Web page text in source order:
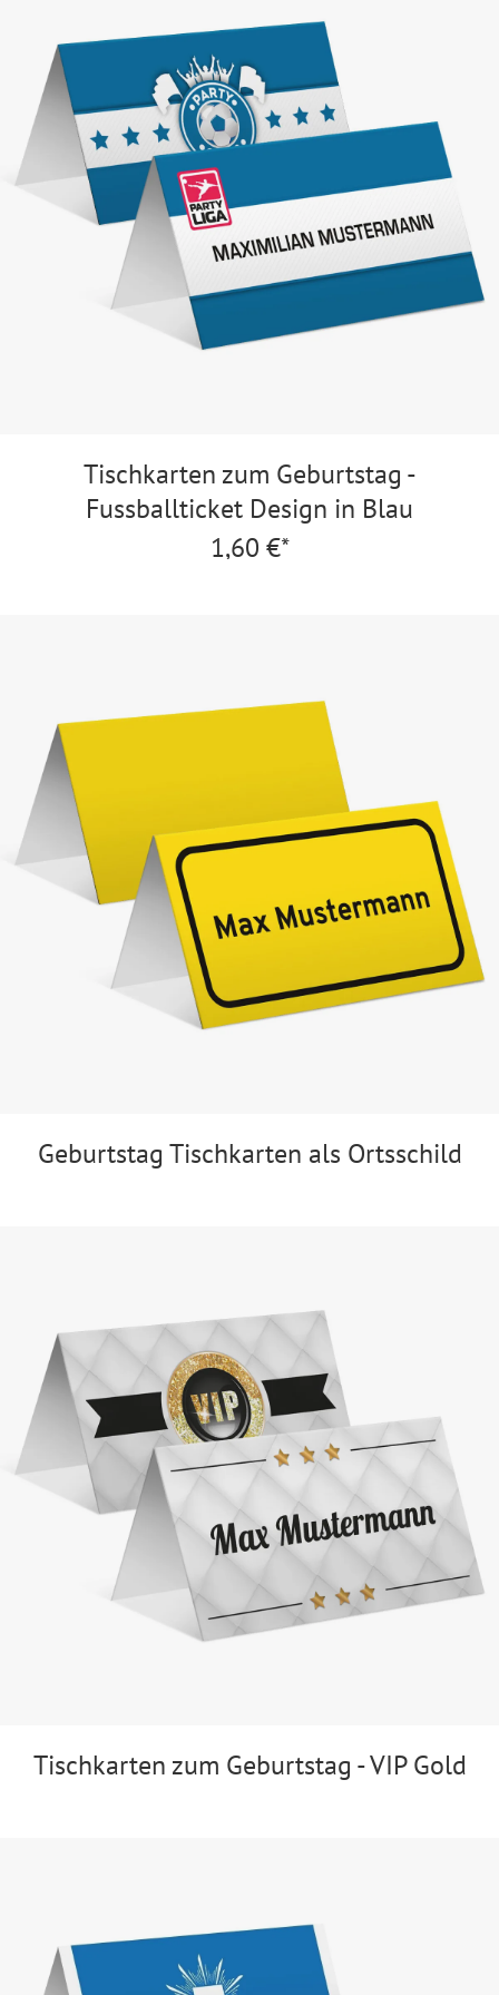
Tischkarten zum Geburtstag -
Fussballticket Design in Blau
1,60 €*
Geburtstag Tischkarten als Ortsschild
Tischkarten zum Geburtstag - VIP Gold